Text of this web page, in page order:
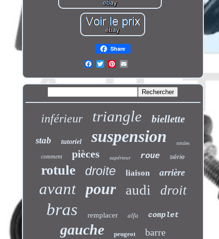
Share
inférieur triangle biellette
stab tutoriel suspension rotules
comment pièces supérieur roue série
rotule droite liaison arrière
avant pour audi droit
bras remplacer alfa complet
gauche peugeot barre